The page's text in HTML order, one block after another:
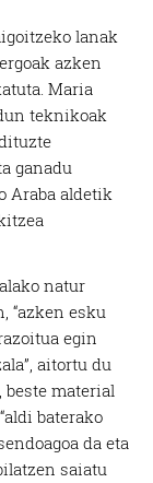
lanak
azken
Maria
teknikoak
ganadu
Araba aldetik
natur
“azken esku
egin
aitortu du
beste material
baterako
da eta
saiatu